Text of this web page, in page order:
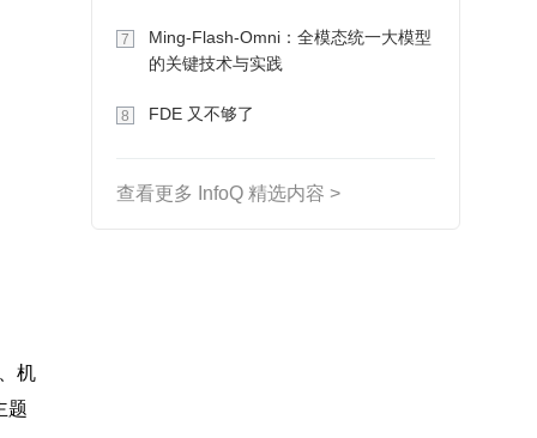
机
题
7
Ming-Flash-Omni：全模态统一大模型
的关键技术与实践
8 FDE 又不够了
查看更多 InfoQ 精选内容 >